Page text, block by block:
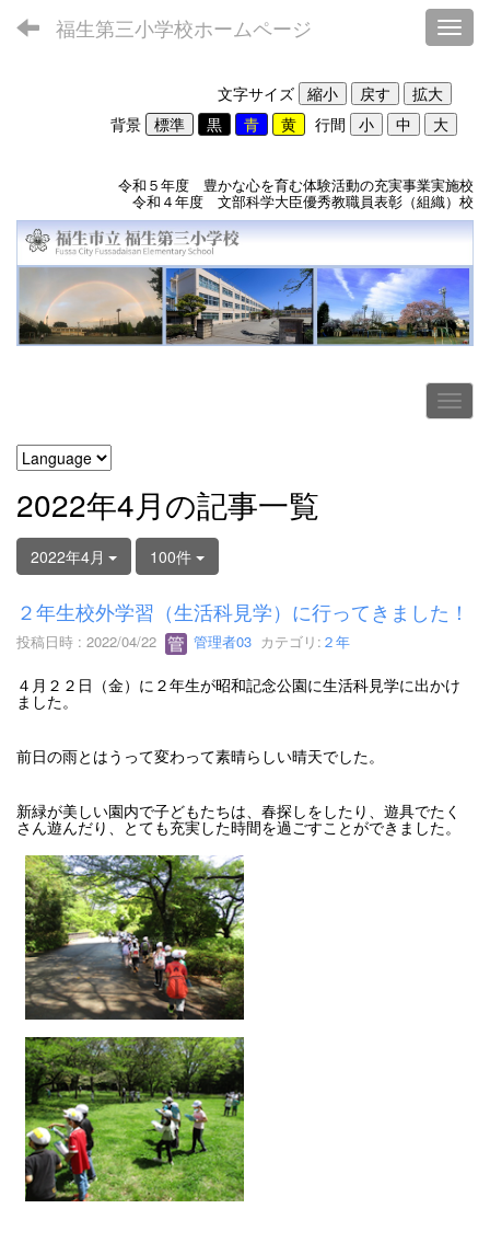
福生第三小学校ホームページ
文字サイズ
背景
行間
令和５年度 豊かな心を育む体験活動の充実事業実施校
令和４年度 文部科学大臣優秀教職員表彰（組織）校
2022年4月の記事一覧
2022年4月 100件
２年生校外学習（生活科見学）に行ってきました！
投稿日時 : 2022/04/22 管理者03 カテゴリ: ２年
４月２２日（金）に２年生が昭和記念公園に生活科見学に出かけ
ました。
前日の雨とはうって変わって素晴らしい晴天でした。
新緑が美しい園内で子どもたちは、春探しをしたり、遊具でたく
さん遊んだり、とても充実した時間を過ごすことができました。